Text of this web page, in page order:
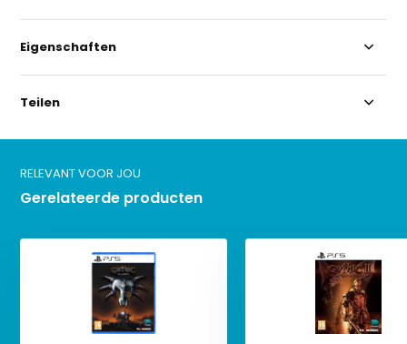
Eigenschaften
Teilen
RELEVANT VOOR JOU
Gerelateerde producten